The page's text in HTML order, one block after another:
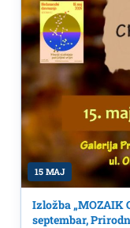
15 MAJ
Izložba „MOZAIK
septembar,